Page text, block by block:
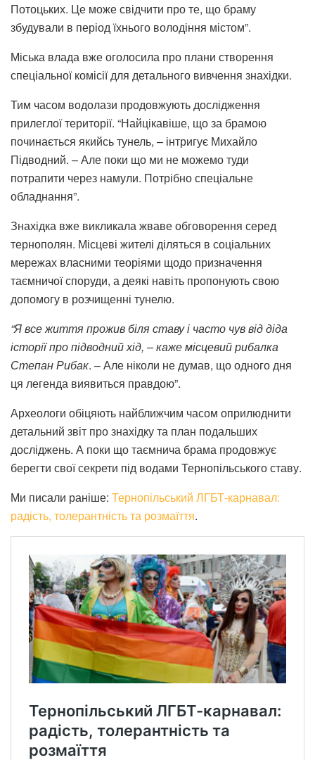
Потоцьких. Це може свідчити про те, що браму
збудували в період їхнього володіння містом”.
Міська влада вже оголосила про плани створення
спеціальної комісії для детального вивчення знахідки.
Тим часом водолази продовжують дослідження
прилеглої території. “Найцікавіше, що за брамою
починається якийсь тунель, – інтригує Михайло
Підводний. – Але поки що ми не можемо туди
потрапити через намули. Потрібно спеціальне
обладнання”.
Знахідка вже викликала жваве обговорення серед
тернополян. Місцеві жителі діляться в соціальних
мережах власними теоріями щодо призначення
таємничої споруди, а деякі навіть пропонують свою
допомогу в розчищенні тунелю.
“Я все життя прожив біля ставу і часто чув від діда
історії про підводний хід, – каже місцевий рибалка
Степан Рибак. – Але ніколи не думав, що одного дня
ця легенда виявиться правдою”.
Археологи обіцяють найближчим часом оприлюднити
детальний звіт про знахідку та план подальших
досліджень. А поки що таємнича брама продовжує
берегти свої секрети під водами Тернопільського ставу.
Ми писали раніше: Тернопільський ЛГБТ-карнавал:
радість, толерантність та розмаїття.